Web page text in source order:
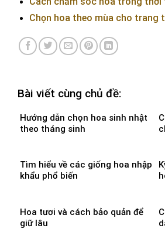
Chọn hoa theo mùa cho trang
Bài viết cùng chủ đề:
Hướng dẫn chọn hoa sinh nhật
theo tháng sinh
Tìm hiểu về các giống hoa nhập
khẩu phổ biến
Hoa tươi và cách bảo quản để
giữ lâu